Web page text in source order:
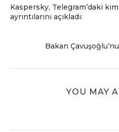
Kaspersky, Telegram’daki
ayrıntılarını açıkladı:
Bakan
YOU MAY